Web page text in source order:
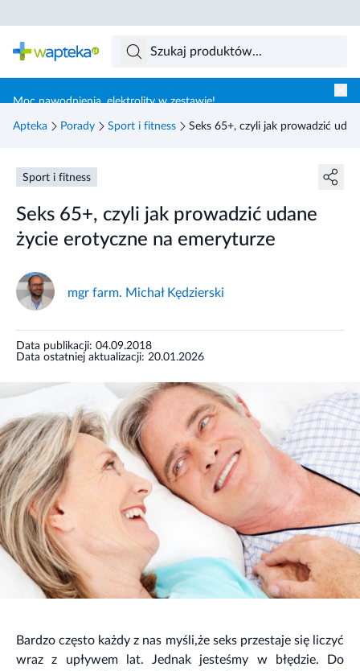
Moc nawodnienia, elektrolity w zestawie!
Apteka Porady Sport i fitness Seks 65+, czyli jak prowadzić
Sport i fitness
Seks 65+, czyli jak prowadzić udane
życie erotyczne na emeryturze
mgr farm. Michał Kędzierski
Data publikacji: 04.09.2018
Data ostatniej aktualizacji: 20.01.2026
Bardzo często każdy z nas myśli,że seks przestaje się liczyć
wraz z upływem lat. Jednak jesteśmy w błędzie. Do